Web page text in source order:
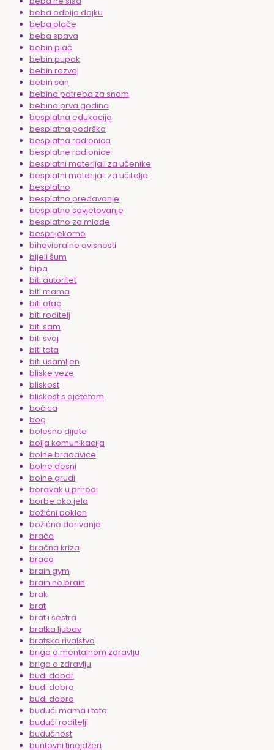
beba odbija dojku
beba plače
beba spava
bebin plač
bebin pupak
bebin razvoj
bebin san
bebina potreba za snom
bebina prva godina
besplatna edukacija
besplatna podrška
besplatna radionica
besplatne radionice
besplatni materijali za učenike
besplatni materijali za učitelje
besplatno
besplatno predavanje
besplatno savjetovanje
besplatno za mlade
besprijekorno
bihevioralne ovisnosti
bijeli šum
bipa
biti autoritet
biti mama
biti otac
biti roditelj
biti sam
biti svoj
biti tata
biti usamljen
bliske veze
bliskost
bliskost s djetetom
bočica
bog
bolesno dijete
bolja komunikacija
bolne bradavice
bolne desni
bolne grudi
boravak u prirodi
borbe oko jela
božićni poklon
božićno darivanje
braća
bračna kriza
braco
brain gym
brain no brain
brak
brat
brat i sestra
bratka ljubav
bratsko rivalstvo
briga o mentalnom zdravlju
briga o zdravlju
budi dobar
budi dobra
budi dobro
budući mama i tata
budući roditelji
budućnost
buntovni tinejdžeri